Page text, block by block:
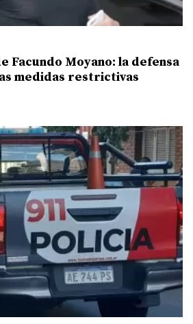
Facundo Moyano: la defensa
medidas restrictivas